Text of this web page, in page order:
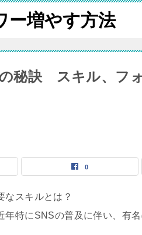
ー増やす方法
秘訣 スキル、フ
0
なスキルとは？
特にSNSの普及に伴い、有名